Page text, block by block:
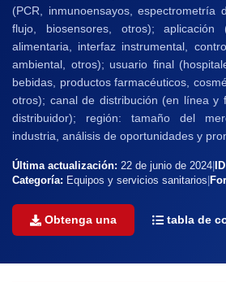
(PCR, inmunoensayos, espectrometría
flujo, biosensores, otros); aplicación
alimentaria, interfaz instrumental,
ambiental, otros); usuario final
bebidas, productos farmacéuticos,
otros); canal de distribución (en línea y
distribuidor); región: tamaño del
industria, análisis de oportunidades y
Última actualización: 22 de junio de 2024
Categoría: Equipos y servicios sanitarios
Obtenga una tabla de